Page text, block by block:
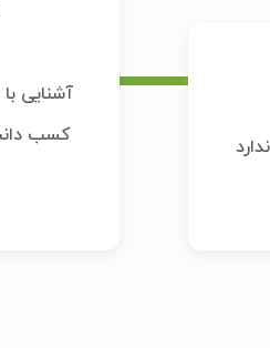
آشنایی
کسب